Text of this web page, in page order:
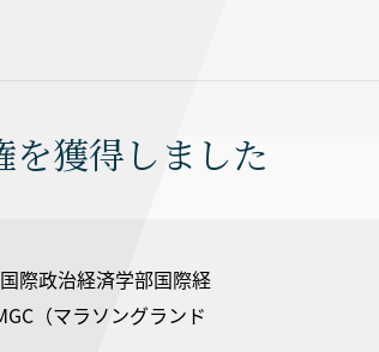
獲得しました
際政治経済学部国際経
（マラソングランド